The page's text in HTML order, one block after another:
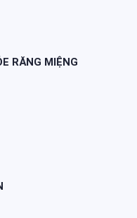
RĂNG MIỆNG